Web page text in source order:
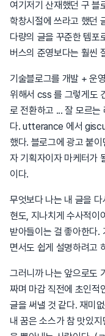
여기저기 산재했던 구 블
학창시절에 쓰라고 했던
다량의 글을 꾸준한 템포
버스의 준영보다는 훨씬
기술블로그를 개발 + 운
위해서 css 를 그렇게도
로 전환하고 ... 잘 모르는
다. utterance 에서
했다. 블로그에 광고 붙
자 기획자이자 마케터가
이다.
무엇보다 나는 내 글을
현도, 지나치게 수사적이
받아들이는 걸 좋아한다.
면서도 쉽게 설명하려고
그러니까 나는 앞으로도
짜며 마감 직전에 초인적
글을 써낼 것 같다. 재미
내 꿈은 소스가 참 맛있